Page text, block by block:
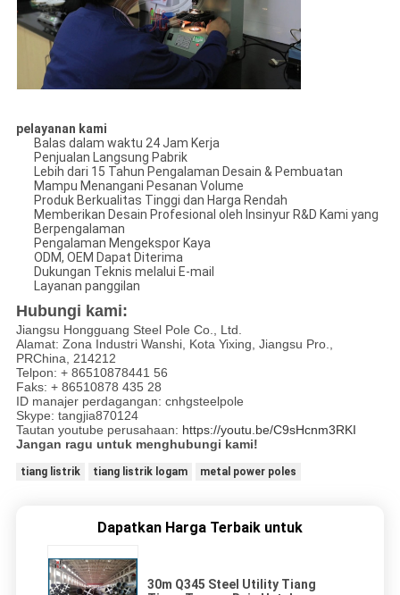
pelayanan kami
Balas dalam waktu 24 Jam Kerja
Penjualan Langsung Pabrik
Lebih dari 15 Tahun Pengalaman Desain & Pembuatan
Mampu Menangani Pesanan Volume
Produk Berkualitas Tinggi dan Harga Rendah
Memberikan Desain Profesional oleh Insinyur R&D Kami yang
Berpengalaman
Pengalaman Mengekspor Kaya
ODM, OEM Dapat Diterima
Dukungan Teknis melalui E-mail
Layanan panggilan
Hubungi kami:
Jiangsu Hongguang Steel Pole Co., Ltd.
Alamat: Zona Industri Wanshi, Kota Yixing, Jiangsu Pro.,
PRChina, 214212
Telpon: + 86510878441 56
Faks: + 86510878 435 28
ID manajer perdagangan: cnhgsteelpole
Skype: tangjia870124
Tautan youtube perusahaan: https://youtu.be/C9sHcnm3RKI
Jangan ragu untuk menghubungi kami!
tiang listrik tiang listrik logam metal power poles
Dapatkan Harga Terbaik untuk
30m Q345 Steel Utility Tiang